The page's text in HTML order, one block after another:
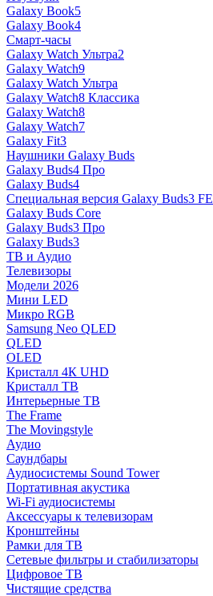
Galaxy Book5
Galaxy Book4
Смарт-часы
Galaxy Watch Ультра2
Galaxy Watch9
Galaxy Watch Ультра
Galaxy Watch8 Классика
Galaxy Watch8
Galaxy Watch7
Galaxy Fit3
Наушники Galaxy Buds
Galaxy Buds4 Про
Galaxy Buds4
Специальная версия Galaxy Buds3 FE
Galaxy Buds Core
Galaxy Buds3 Про
Galaxy Buds3
ТВ и Аудио
Телевизоры
Модели 2026
Мини LED
Микро RGB
Samsung Neo QLED
QLED
OLED
Кристалл 4К UHD
Кристалл ТВ
Интерьерные ТВ
The Frame
The Movingstyle
Аудио
Саундбары
Аудиосистемы Sound Tower
Портативная акустика
Wi-Fi аудиосистемы
Аксессуары к телевизорам
Кронштейны
Рамки для ТВ
Сетевые фильтры и стабилизаторы
Цифровое ТВ
Чистящие средства